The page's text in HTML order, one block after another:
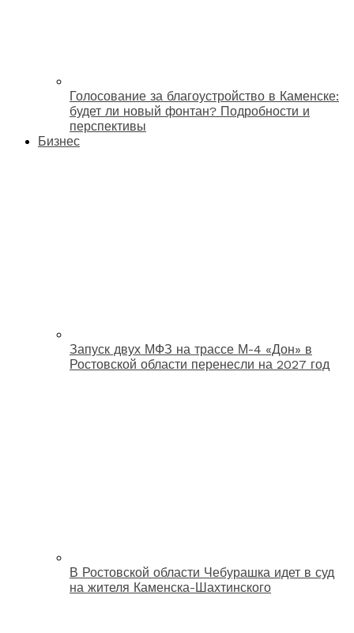
Голосование за благоустройство в Каменске:
будет ли новый фонтан? Подробности и
перспективы
Бизнес
Запуск двух МФЗ на трассе М-4 «Дон» в
Ростовской области перенесли на 2027 год
В Ростовской области Чебурашка идет в суд
на жителя Каменска-Шахтинского